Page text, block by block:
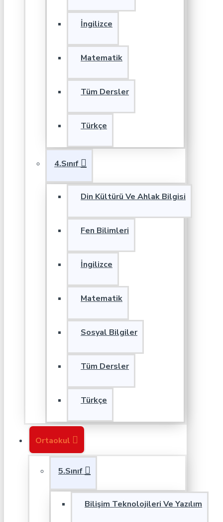
İngilizce
Matematik
Tüm Dersler
Türkçe
4.Sınıf
Din Kültürü Ve Ahlak Bilgisi
Fen Bilimleri
İngilizce
Matematik
Sosyal Bilgiler
Tüm Dersler
Türkçe
Ortaokul
5.Sınıf
Bilişim Teknolojileri Ve Yazılım